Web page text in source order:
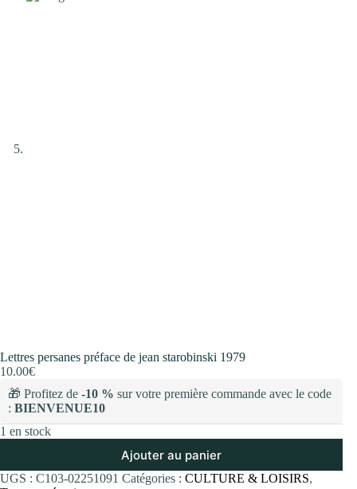
Lettres persanes préface de jean starobinski 1979
10.00€
🎁 Profitez de -10 % sur votre première commande avec le code
: BIENVENUE10
1 en stock
Ajouter au panier
UGS : C103-02251091 Catégories : CULTURE & LOISIRS,